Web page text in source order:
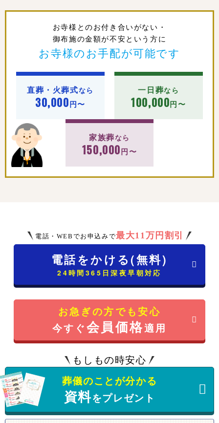
お寺様とのお付き合いがない・
御布施の金額が不安という方に
お寺様のお手配が可能です
直葬・火葬式なら
30,000円〜
一日葬なら
100,000円〜
家族葬 なら
150,000円〜
電話・WEBでお申込みで最大11万円割引
電話をかける(無料)
24時間365日深夜早朝対応
お急ぎの方でも安心
今すぐ会員価格適用
もしもの時安心
葬儀のことが分かる
資料をプレゼント